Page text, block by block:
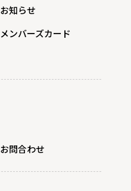
お知らせ
メンバーズカード
お問合わせ